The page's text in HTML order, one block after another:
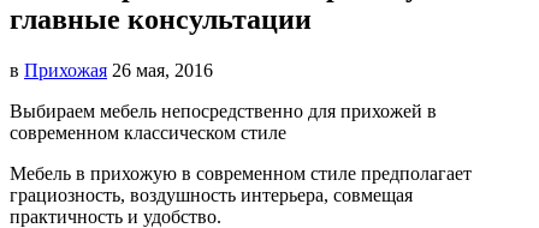
главные консультации
в Прихожая 26 мая, 2016
Выбираем мебель непосредственно для прихожей в
современном классическом стиле
Мебель в прихожую в современном стиле предполагает
грациозность, воздушность интерьера, совмещая
практичность и удобство.